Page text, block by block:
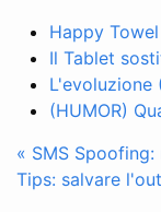
Happy
Il Tablet
L'evoluzione
(HUMOR)
« SMS
Tips: salvare